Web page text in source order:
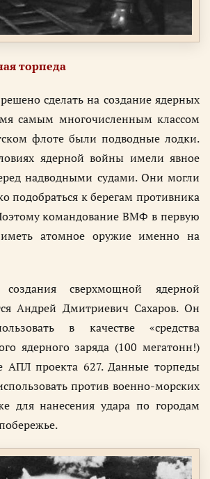
торпеда
сделать на создание ядерных
самым многочисленным классом
флоте были подводные лодки.
ядерной войны имели явное
надводными судами. Они могли
подобраться к берегам противника
командование ВМФ в первую
иметь атомное оружие именно на
сверхмощной ядерной
Андрей Дмитриевич Сахаров. Он
в качестве «средства
ядерного заряда (100 мегатонн!)
АПЛ проекта 627. Данные торпеды
против военно-морских
для нанесения удара по городам